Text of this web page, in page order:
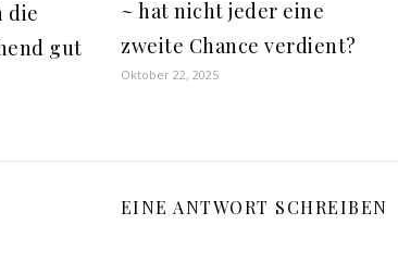
die
gut
~ hat nicht jeder eine
zweite Chance verdient?
Oktober 22, 2025
EINE ANTWORT SCHREIBEN